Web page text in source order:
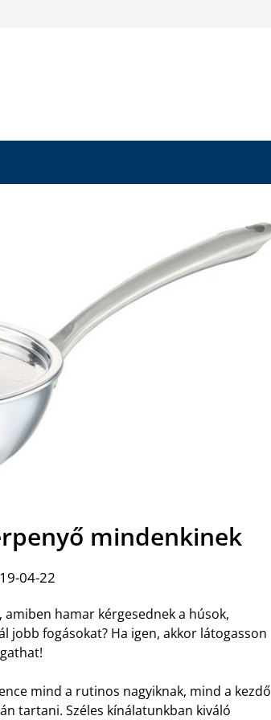
mindenkinek
04-22
hamar kérgesednek a húsok,
jobb fogásokat? Ha igen, akkor látogasson
mind a rutinos nagyiknak, mind a kezdő
tartani. Széles kínálatunkban kiváló